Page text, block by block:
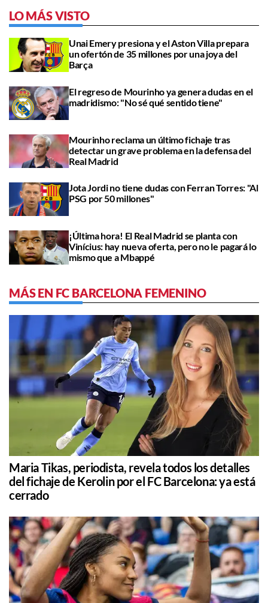
LO MÁS VISTO
Unai Emery presiona y el Aston Villa prepara
un ofertón de 35 millones por una joya del
Barça
El regreso de Mourinho ya genera dudas en el
madridismo: "No sé qué sentido tiene"
Mourinho reclama un último fichaje tras
detectar un grave problema en la defensa del
Real Madrid
Jota Jordi no tiene dudas con Ferran Torres: "Al
PSG por 50 millones"
¡Última hora! El Real Madrid se planta con
Vinícius: hay nueva oferta, pero no le pagará lo
mismo que a Mbappé
MÁS EN FC BARCELONA FEMENINO
Maria Tikas, periodista, revela todos los detalles
del fichaje de Kerolin por el FC Barcelona: ya está
cerrado